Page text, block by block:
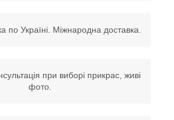
по Україні. Міжнародна доставка.
при виборі прикрас, живі
фото.